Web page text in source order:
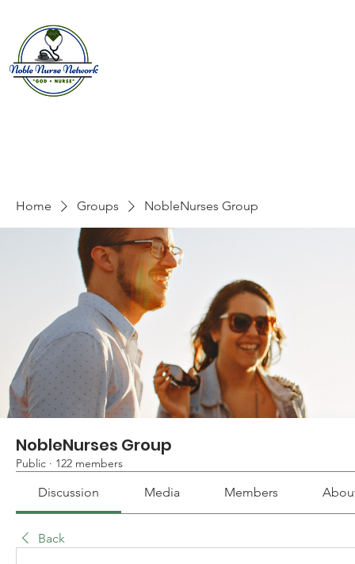
Home Groups NobleNurses Group
NobleNurses Group
Public · 122 members
Discussion Media Members
Back